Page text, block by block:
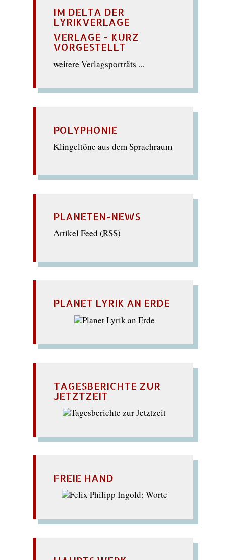
IM DELTA DER
LYRIKVERLAGE
VERLAGE - KURZ
VORGESTELLT
weitere Verlagsporträts ...
POLYPHONIE
Klingeltöne aus dem Sprachraum
PLANETEN-NEWS
Artikel Feed (RSS)
PLANET LYRIK AN ERDE
TAGESBERICHTE ZUR
JETZTZEIT
FREIE HAND